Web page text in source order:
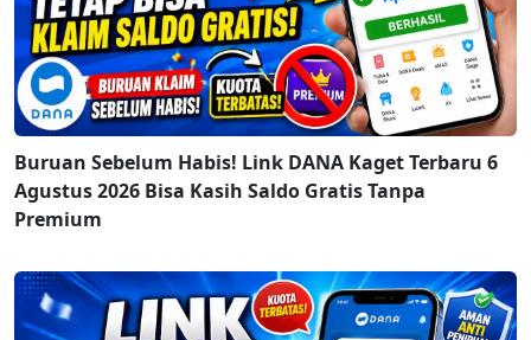
Buruan Sebelum Habis! Link DANA Kaget Terbaru 6
Agustus 2026 Bisa Kasih Saldo Gratis Tanpa
Premium